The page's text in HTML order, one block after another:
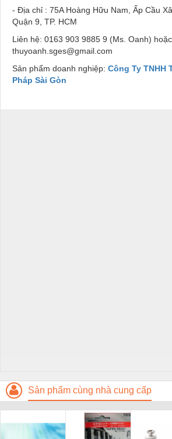
- Địa chỉ : 75A Hoàng Hữu Nam, Ấp Cầu
Quận 9, TP. HCM
Liên hệ: 0163 903 9885 9 (Ms. Oanh)
thuyoanh.sges@gmail.com
Sản phẩm doanh nghiệp: Công Ty TNHH
Pháp Sài Gòn
Sản phẩm cùng nhà cung cấp